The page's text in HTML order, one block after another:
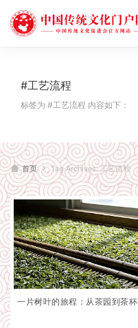
#工艺流程
标签为 #工艺流程 内容如下：
首页 Tag Archives: 工艺流程
一片树叶的旅程：从茶园到茶杯